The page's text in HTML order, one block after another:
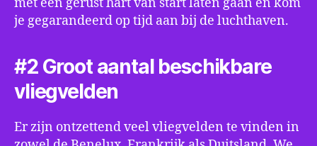
je gegarandeerd op tijd aan bij de luchthaven.
#2 Groot aantal beschikbare
vliegvelden
Er zijn ontzettend veel vliegvelden te vinden in